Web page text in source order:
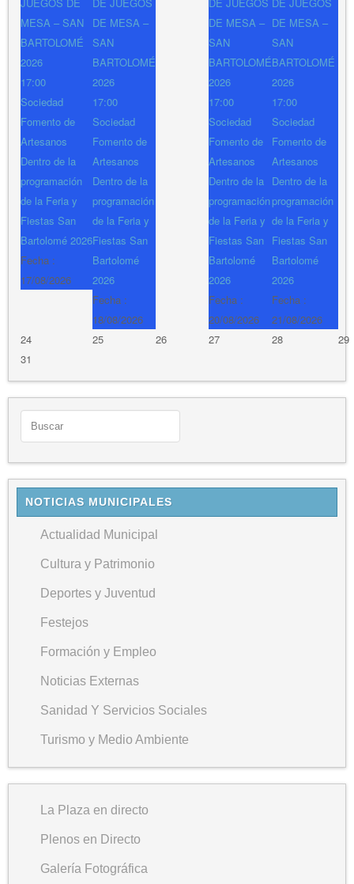
MESA – SAN
BARTOLOMÉ
2026
17:00
Sociedad
Fomento de
Artesanos
Dentro de la
programación
de la Feria y
Fiestas San
Bartolomé 2026
Fecha :
17/08/2026
DE MESA –
SAN
BARTOLOMÉ
2026
17:00
Sociedad
Fomento de
Artesanos
Dentro de la
programación
de la Feria y
Fiestas San
Bartolomé
2026
Fecha :
18/08/2026
DE MESA –
SAN
BARTOLOMÉ
2026
17:00
Sociedad
Fomento de
Artesanos
Dentro de la
programación
de la Feria y
Fiestas San
Bartolomé
2026
Fecha :
20/08/2026
DE MESA –
SAN
BARTOLOMÉ
2026
17:00
Sociedad
Fomento de
Artesanos
Dentro de la
programación
de la Feria y
Fiestas San
Bartolomé
2026
Fecha :
21/08/2026
24 25 26 27 28
29
31
NOTICIAS MUNICIPALES
Actualidad Municipal
Cultura y Patrimonio
Deportes y Juventud
Festejos
Formación y Empleo
Noticias Externas
Sanidad Y Servicios Sociales
Turismo y Medio Ambiente
La Plaza en directo
Plenos en Directo
Galería Fotográfica